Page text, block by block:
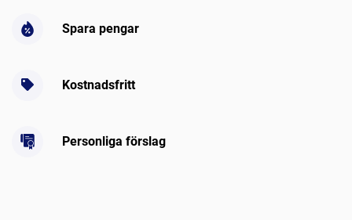
Spara pengar
Kostnadsfritt
Personliga förslag